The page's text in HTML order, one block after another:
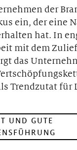
der
ein, der eine
hat. In
mit dem
das
Trendzutat für
UND GUTE